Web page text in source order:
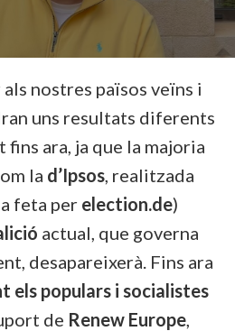
nostres països veïns i
uns resultats diferents
fins ara, ja que la majoria
la d’Ipsos, realitzada
feta per election.de)
actual, que governa
desapareixerà. Fins ara
els populars i socialistes
de Renew Europe,